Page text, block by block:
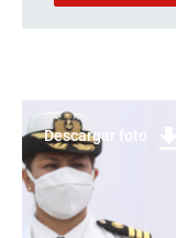
Descargar foto